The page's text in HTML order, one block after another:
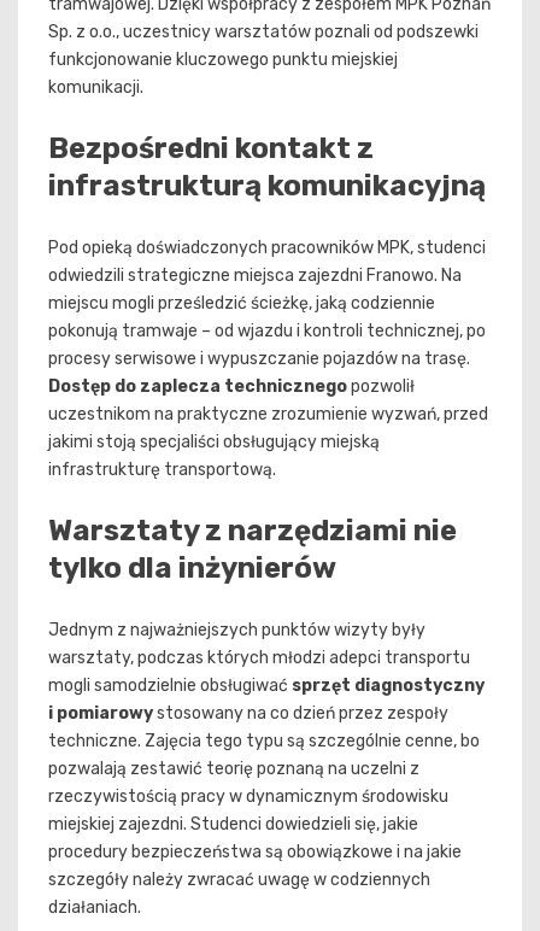
tramwajowej. Dzięki współpracy z zespołem MPK Poznań
Sp. z o.o., uczestnicy warsztatów poznali od podszewki
funkcjonowanie kluczowego punktu miejskiej
komunikacji.
Bezpośredni kontakt z
infrastrukturą komunikacyjną
Pod opieką doświadczonych pracowników MPK, studenci
odwiedzili strategiczne miejsca zajezdni Franowo. Na
miejscu mogli prześledzić ścieżkę, jaką codziennie
pokonują tramwaje – od wjazdu i kontroli technicznej, po
procesy serwisowe i wypuszczanie pojazdów na trasę.
Dostęp do zaplecza technicznegopozwolił
uczestnikom na praktyczne zrozumienie wyzwań, przed
jakimi stoją specjaliści obsługujący miejską
infrastrukturę transportową.
Warsztaty z narzędziami nie
tylko dla inżynierów
Jednym z najważniejszych punktów wizyty były
warsztaty, podczas których młodzi adepci transportu
mogli samodzielnie obsługiwać sprzęt diagnostyczny
i pomiarowystosowany na co dzień przez zespoły
techniczne. Zajęcia tego typu są szczególnie cenne, bo
pozwalają zestawić teorię poznaną na uczelni z
rzeczywistością pracy w dynamicznym środowisku
miejskiej zajezdni. Studenci dowiedzieli się, jakie
procedury bezpieczeństwa są obowiązkowe i na jakie
szczegóły należy zwracać uwagę w codziennych
działaniach.